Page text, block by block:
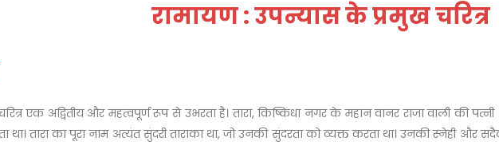
रामायण : उपन्यास के प्रमुख चरित्र
एक अद्वितीय और महत्वपूर्ण रूप से उभरता है। तारा, किष्किंधा नगर के महान वानर राजा वाली की
था। तारा का पूरा नाम अत्यंत सुंदरी ताराका था, जो उनकी सुंदरता को व्यक्त करता था। उनकी स्नेही और